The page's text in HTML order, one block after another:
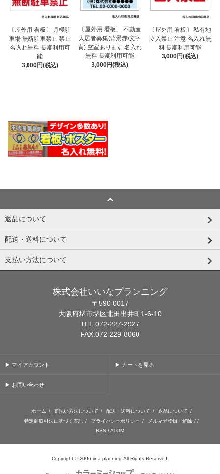
〔屋外用 看板〕 月極駐
車場 無断駐車禁止 禁止
名入れ無料 長期利用可
能
3,000円(税込)
〔屋外用 看板〕 不動産
入居者募集(背景赤/文字
黄) 空室あります 名入れ
無料 長期利用可能
3,000円(税込)
〔屋外用 看板〕 私有地
立入禁止 注意 名入れ無
料 長期利用可能
3,000円(税込)
返品について
配送・送料について
支払い方法について
株式会社いいなプランニング
〒590-0017
大阪府堺市堺区北田出井町1-6-10
TEL.072-227-2927
FAX.072-229-8060
▶ マイアカウント ▶ カートを見る
▶ お問い合わせ
ホーム / 支払い方法について / 配送・送料について / 返品について /
特定商取引法に基づく表記 / プライバシーポリシー / メルマガ登録・解除 / /
RSS / ATOM
Copyright © 2006 iina planning.All Rights Reserved.